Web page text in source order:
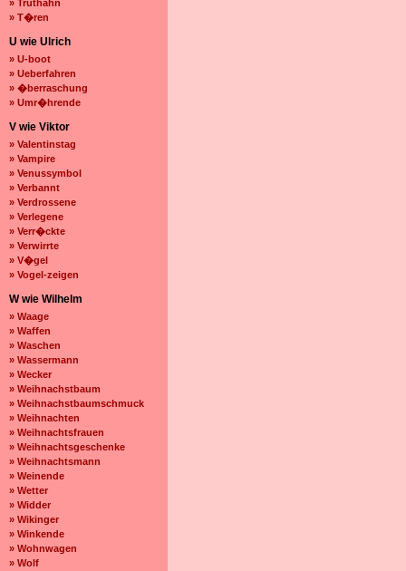
» Truthahn
» T�ren
U wie Ulrich
» U-boot
» Ueberfahren
» �berraschung
» Umr�hrende
V wie Viktor
» Valentinstag
» Vampire
» Venussymbol
» Verbannt
» Verdrossene
» Verlegene
» Verr�ckte
» Verwirrte
» V�gel
» Vogel-zeigen
W wie Wilhelm
» Waage
» Waffen
» Waschen
» Wassermann
» Wecker
» Weihnachstbaum
» Weihnachstbaumschmuck
» Weihnachten
» Weihnachtsfrauen
» Weihnachtsgeschenke
» Weihnachtsmann
» Weinende
» Wetter
» Widder
» Wikinger
» Winkende
» Wohnwagen
» Wolf